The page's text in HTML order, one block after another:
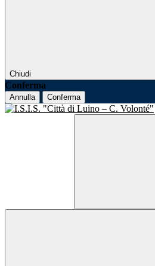
Chiudi
Conferma
Annulla Conferma